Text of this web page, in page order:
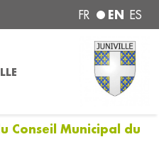
FR EN ES
Conseil Municipal du